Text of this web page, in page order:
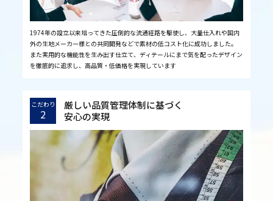
1974年の設立以来培ってきた圧倒的な流通経路を駆使し、大量仕入れや国内
外の生地メーカー様との共同開発などで素材の低コスト化に成功しました。
また実用的な機能性を生み出す仕立て、ディテールにまで気を配ったデザイン
を徹底的に追求し、高品質・低価格を実現しています
こだわり
2
厳しい品質管理体制に基づく
安心の実現